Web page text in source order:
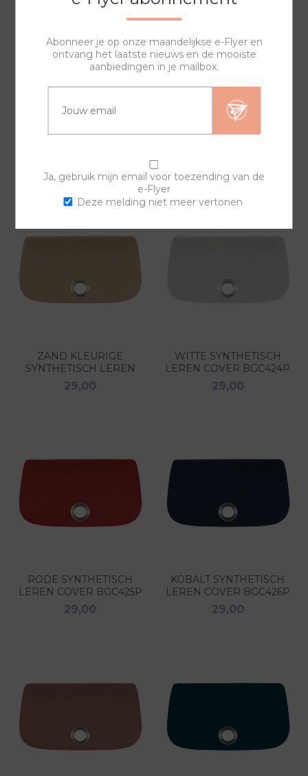
DONKER BRUINE
GROENE SYNTHETISCH
ZAND KLEURIGE
SYNTHETISCH LEREN
COVER BGC406P
29,00
WITTE SYNTHETISCH
LEREN COVER BGC424P
29,00
RODE SYNTHETISCH
LEREN COVER BGC425P
29,00
KOBALT SYNTHETISCH
LEREN COVER BGC426P
29,00
Abonneer je op onze maandelijkse e-Flyer en
ontvang het laatste nieuws en de mooiste
aanbiedingen in je mailbox.
Ja, gebruik mijn email voor toezending van de
e-Flyer
Deze melding niet meer vertonen